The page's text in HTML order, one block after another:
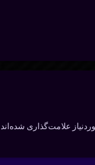
علامت‌گذاری شده‌اند